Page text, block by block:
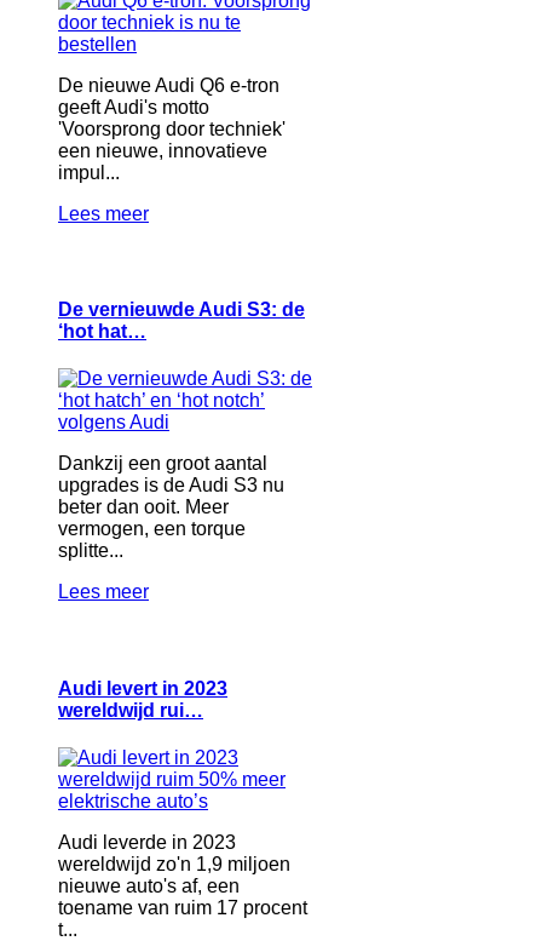
De nieuwe Audi Q6 e-tron
geeft Audi's motto
'Voorsprong door techniek'
een nieuwe, innovatieve
impul...
Lees meer
De vernieuwde Audi S3: de
‘hot hat…
Dankzij een groot aantal
upgrades is de Audi S3 nu
beter dan ooit. Meer
vermogen, een torque
splitte...
Lees meer
Audi levert in 2023
wereldwijd rui…
Audi leverde in 2023
wereldwijd zo'n 1,9 miljoen
nieuwe auto's af, een
toename van ruim 17 procent
t...